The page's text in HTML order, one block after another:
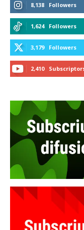
8,138 Followers
1,624 Followers
3,179 Followers
2,410